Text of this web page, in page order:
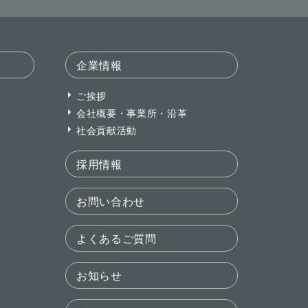
企業情報
ご挨拶
会社概要・事業所・沿革
社会貢献活動
採用情報
お問い合わせ
よくあるご質問
お知らせ